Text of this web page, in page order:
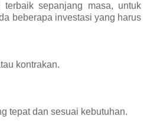
sepanjang masa, untuk
beberapa investasi yang harus
kontrakan.
tepat dan sesuai kebutuhan.